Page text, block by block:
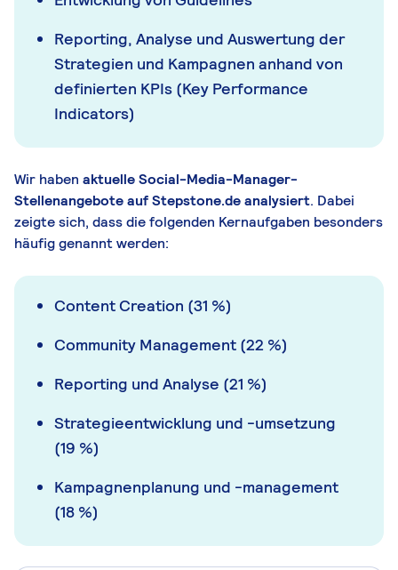
Reporting, Analyse und Auswertung der
Strategien und Kampagnen anhand von
definierten KPIs (Key Performance
Indicators)
Wir haben aktuelle Social-Media-Manager-
Stellenangebote auf Stepstone.de analysiert. Dabei
zeigte sich, dass die folgenden Kernaufgaben besonders
häufig genannt werden:
Content Creation (31 %)
Community Management (22 %)
Reporting und Analyse (21 %)
Strategieentwicklung und -umsetzung
(19 %)
Kampagnenplanung und -management
(18 %)